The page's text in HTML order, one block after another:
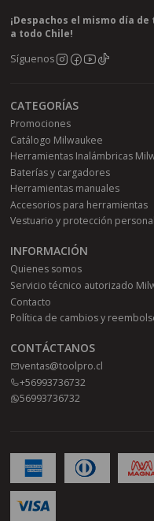
¡Despachos el mismo día
a todo Chile!
Síguenos
CATEGORÍAS
Promociones
Catálogo Milwaukee
Herramientas Inalámbricas
Baterías y cargadores
Herramientas manuales
Accesorios para herramientas
Vestuario y protección personal
INFORMACIÓN
Quienes somos
Servicio técnico autorizado
Contacto
Política de cambios y
CONTÁCTANOS
ventas@toolpro.cl
+56993736732
56993736732